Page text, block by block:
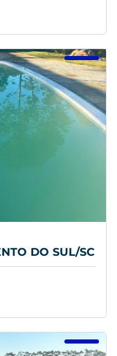
DO SUL/SC